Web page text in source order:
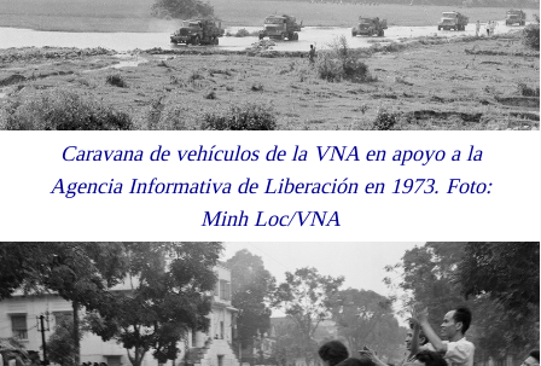
Caravana de vehículos de la VNA en apoyo a la
Agencia Informativa de Liberación en 1973. Foto:
Minh Loc/VNA